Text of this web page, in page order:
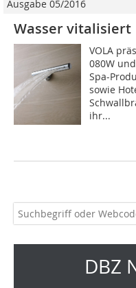
Ausgabe 05/2016
Wasser vitalisiert
VOLA
080W
Spa-
sowie
ihr...
DBZ